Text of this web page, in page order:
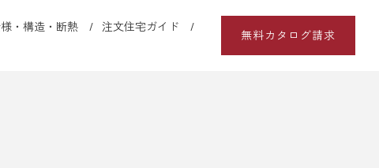
・構造・断熱
注文住宅ガイド
無料カタログ請求